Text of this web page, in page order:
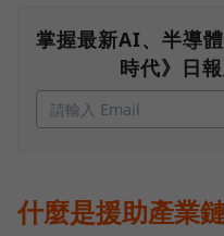
掌握最新AI、半導
時代》日
什麼是援助產業